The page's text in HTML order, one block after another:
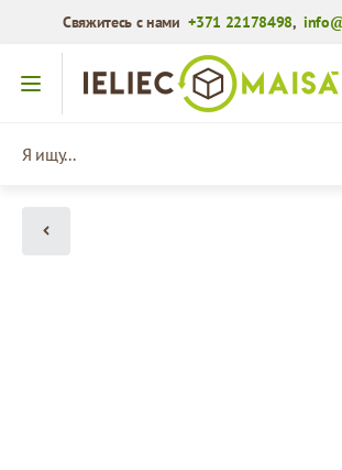
Свяжитесь с нами+371 22178498,
Перейти к содержимому